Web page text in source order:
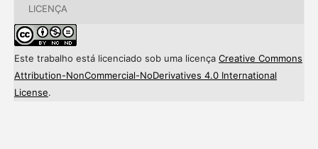
LICENÇA
Este trabalho está licenciado sob uma licença Creative Commons
Attribution-NonCommercial-NoDerivatives 4.0 International
License.